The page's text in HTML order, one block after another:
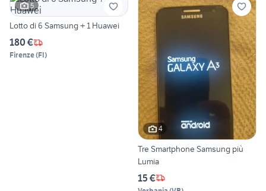
5
Lotto di 6 Samsung + 1 Huawei
180 €
Firenze(FI)
4
Tre Smartphone Samsung più
Lumia
15 €